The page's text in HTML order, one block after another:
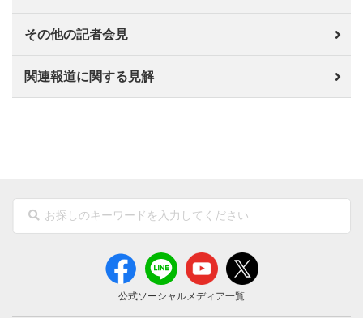
その他の記者会見
関連報道に関する見解
公式ソーシャルメディア一覧